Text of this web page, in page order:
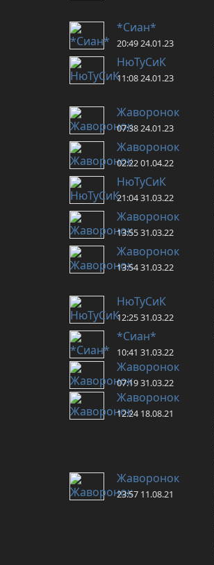
*Сиан*
20:49 24.01.23
НюТуСиК
11:08 24.01.23
Жаворонок
07:38 24.01.23
Жаворонок
02:22 01.04.22
НюТуСиК
21:04 31.03.22
Жаворонок
13:55 31.03.22
Жаворонок
13:54 31.03.22
НюТуСиК
12:25 31.03.22
*Сиан*
10:41 31.03.22
Жаворонок
07:19 31.03.22
Жаворонок
12:24 18.08.21
Жаворонок
23:57 11.08.21